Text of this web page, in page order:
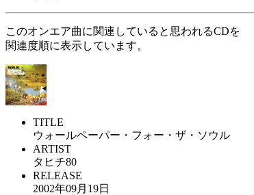
このオンエア曲に関連していると思われるCDを
関連度順に表示しています。
TITLE
ウォールペーパー・フォー・ザ・ソウル
ARTIST
タヒチ80
RELEASE
2002年09月19日